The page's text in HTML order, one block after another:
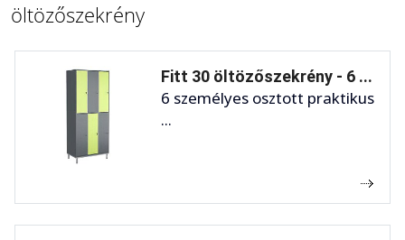
öltözőszekrény
Fitt 30 öltözőszekrény - 6 ...
6 személyes osztott praktikus
...